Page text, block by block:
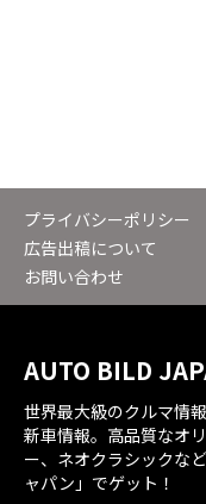
プライバシーポリシー
広告出稿について
お問い合わせ
AUTO BILD
世界最大級のクルマ情
新車情報。高品質なオ
ー、ネオクラシックな
ャパン」でゲット！